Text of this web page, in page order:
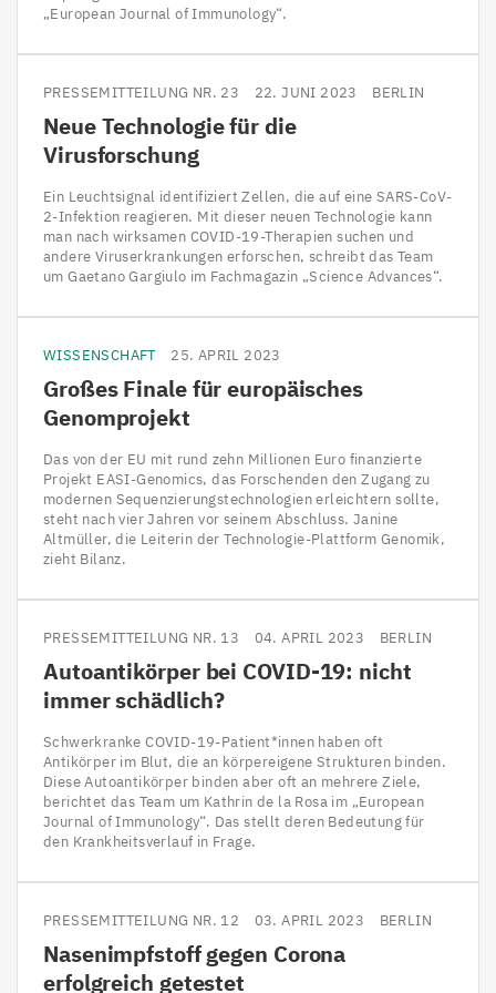
„European Journal of Immunology“.
PRESSEMITTEILUNG NR. 23 22. JUNI 2023 BERLIN
Neue Technologie für die
Virusforschung
Ein Leuchtsignal identifiziert Zellen, die auf eine SARS-CoV-
2-Infektion reagieren. Mit dieser neuen Technologie kann
man nach wirksamen COVID-19-Therapien suchen und
andere Viruserkrankungen erforschen, schreibt das Team
um Gaetano Gargiulo im Fachmagazin „Science Advances“.
WISSENSCHAFT 25. APRIL 2023
Großes Finale für europäisches
Genomprojekt
Das von der EU mit rund zehn Millionen Euro finanzierte
Projekt EASI-Genomics, das Forschenden den Zugang zu
modernen Sequenzierungstechnologien erleichtern sollte,
steht nach vier Jahren vor seinem Abschluss. Janine
Altmüller, die Leiterin der Technologie-Plattform Genomik,
zieht Bilanz.
PRESSEMITTEILUNG NR. 13 04. APRIL 2023 BERLIN
Autoantikörper bei COVID-19: nicht
immer schädlich?
Schwerkranke COVID-19-Patient*innen haben oft
Antikörper im Blut, die an körpereigene Strukturen binden.
Diese Autoantikörper binden aber oft an mehrere Ziele,
berichtet das Team um Kathrin de la Rosa im „European
Journal of Immunology“. Das stellt deren Bedeutung für
den Krankheitsverlauf in Frage.
PRESSEMITTEILUNG NR. 12 03. APRIL 2023 BERLIN
Nasenimpfstoff gegen Corona
erfolgreich getestet